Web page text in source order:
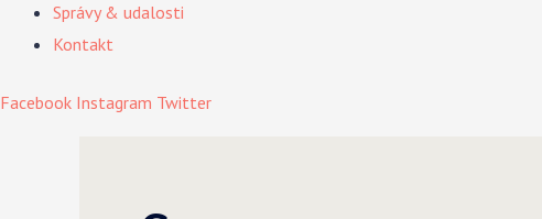
Správy & udalosti
Kontakt
Facebook Instagram Twitter